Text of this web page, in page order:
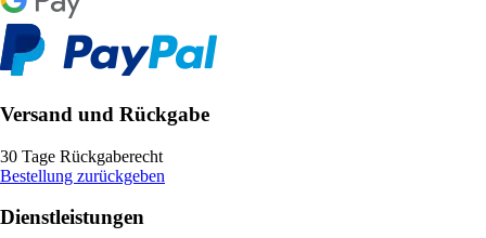
Versand und Rückgabe
30 Tage Rückgaberecht
Bestellung zurückgeben
Dienstleistungen